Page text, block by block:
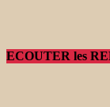
ECOUTER les